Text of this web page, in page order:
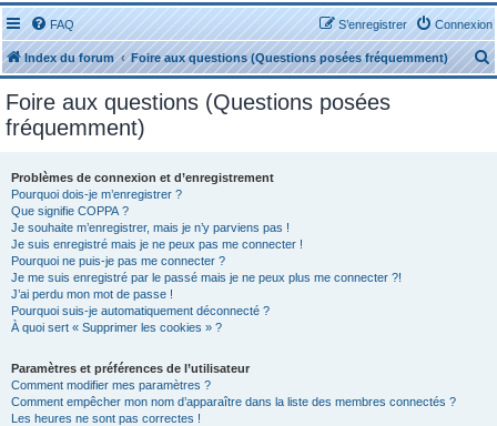
FAQ Connexion
S’enregistrer
Index du forum Foire aux questions (Questions posées fréquemment)
e
Foire aux questions (Questions posées
fréquemment)
Problèmes de connexion et d’enregistrement
Pourquoi dois-je m’enregistrer ?
Que signifie COPPA ?
Je souhaite m’enregistrer, mais je n’y parviens pas !
Je suis enregistré mais je ne peux pas me connecter !
Pourquoi ne puis-je pas me connecter ?
Je me suis enregistré par le passé mais je ne peux plus me connecter ?!
J’ai perdu mon mot de passe !
Pourquoi suis-je automatiquement déconnecté ?
À quoi sert « Supprimer les cookies » ?
Paramètres et préférences de l’utilisateur
Comment modifier mes paramètres ?
Comment empêcher mon nom d’apparaître dans la liste des membres connectés ?
Les heures ne sont pas correctes !